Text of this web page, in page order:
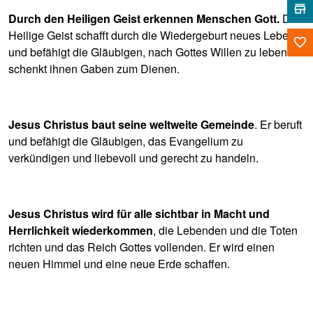
Durch den Heiligen Geist erkennen Menschen Gott. Der
Heilige Geist schafft durch die Wiedergeburt neues Leben
und befähigt die Gläubigen, nach Gottes Willen zu leben. Er
schenkt ihnen Gaben zum Dienen.
Jesus Christus baut seine weltweite Gemeinde. Er beruft
und befähigt die Gläubigen, das Evangelium zu
verkündigen und liebevoll und gerecht zu handeln.
Jesus Christus wird für alle sichtbar in Macht und
Herrlichkeit wiederkommen, die Lebenden und die Toten
richten und das Reich Gottes vollenden. Er wird einen
neuen Himmel und eine neue Erde schaffen.
store
favorite_border